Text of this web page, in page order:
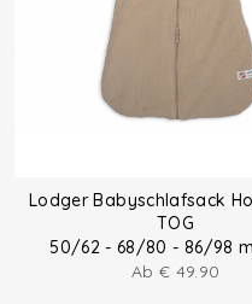
Lodger Babyschlafsack
TOG
50/62 - 68/80 - 86/98
Ab € 49.90